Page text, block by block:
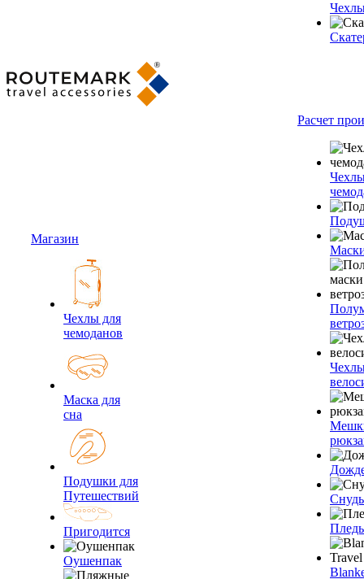
Магазин
Чехлы для
чемоданов
Маска для
сна
Подушки для
Путешествий
Пригодится
Оушенпак
Расчет